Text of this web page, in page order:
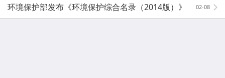
02-08
环境保护部发布《环境保护综合名录（2014版）》